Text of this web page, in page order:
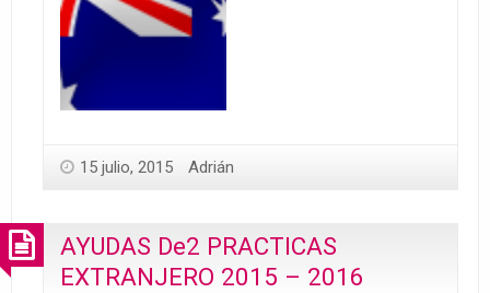
15 julio, 2015 Adrián
AYUDAS De2 PRACTICAS
EXTRANJERO 2015 – 2016